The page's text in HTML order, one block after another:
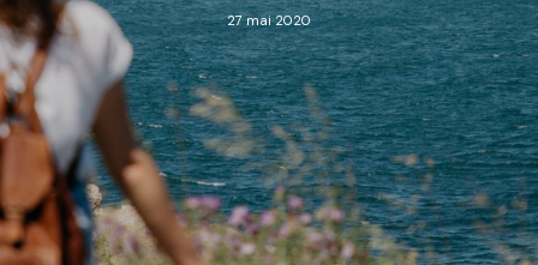
27 mai 2020